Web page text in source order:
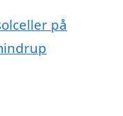
på